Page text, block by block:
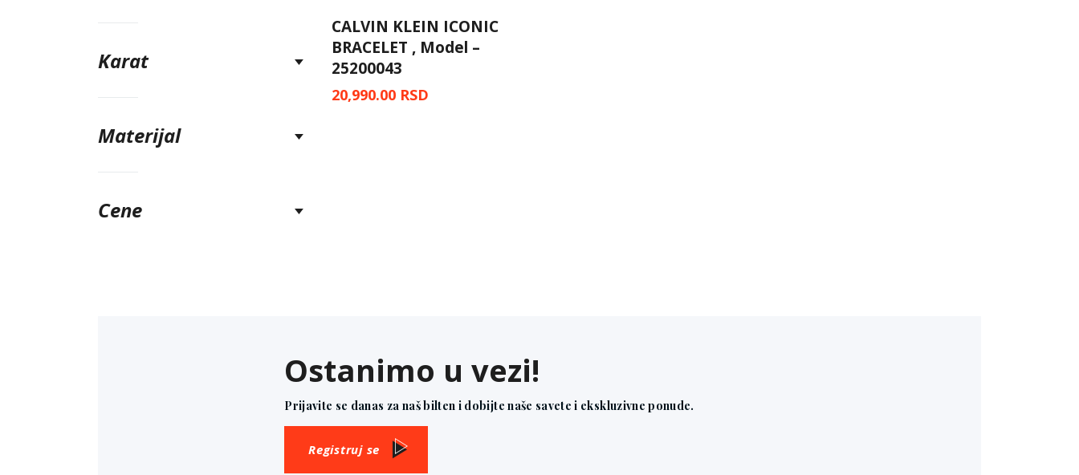
CALVIN KLEIN ICONIC
BRACELET , Model –
25200043
20,990.00 RSD
Karat
Materijal
Cene
Ostanimo u vezi!
Prijavite se danas za naš bilten i dobijte naše savete i ekskluzivne ponude.
Registruj se